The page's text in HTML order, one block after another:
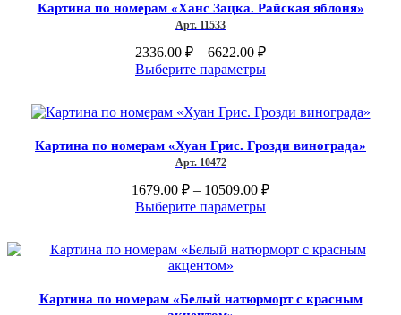
Опции
выбрать
странице
Картина по номерам «Ханс Зацка. Райская яблоня»
Арт. 11533
2336.00 ₽ – 6622.00 ₽Диапазон
цен:
6622.00 ₽
Выберите параметрыЭтот
несколько
Опции
выбрать
на
странице
Картина по номерам «Хуан Грис. Грозди винограда»
Арт. 10472
1679.00 ₽ – 10509.00 ₽Диапазон
10509.00 ₽
Выберите параметрыЭтот
несколько
можно
Картина по номерам «Белый натюрморт с красным